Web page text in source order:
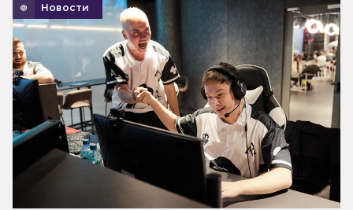
Новости